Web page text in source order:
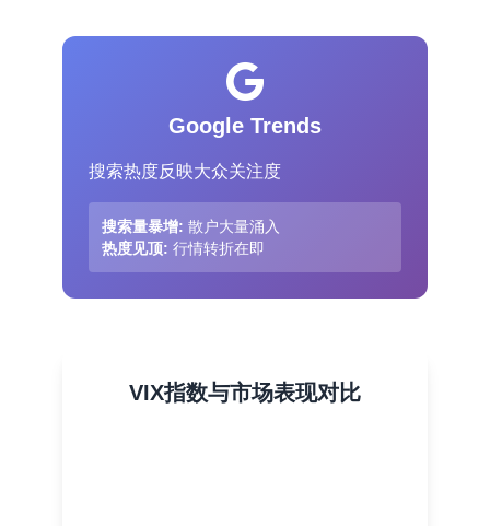
Google Trends
搜索热度反映大众关注度
搜索量暴增: 散户大量涌入
热度见顶: 行情转折在即
VIX指数与市场表现对比